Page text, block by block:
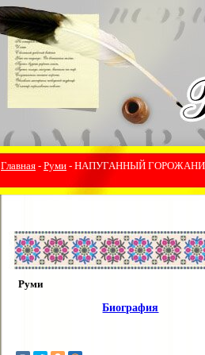
Главная - Руми - НАПУГАННЫЙ
Руми
Биография